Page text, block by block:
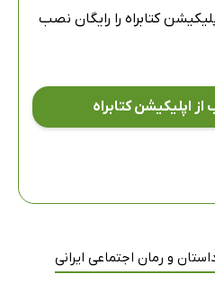
کتابراه را رایگان نصب
اپلیکیشن کتابراه
و رمان اجتماعی ایرانی